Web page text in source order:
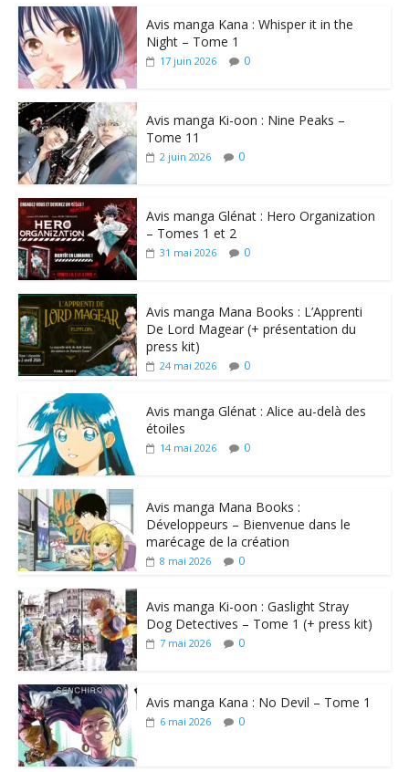
Avis manga Kana : Whisper it in the
Night – Tome 1
17 juin 2026 0
Avis manga Ki-oon : Nine Peaks –
Tome 11
2 juin 2026 0
Avis manga Glénat : Hero Organization
– Tomes 1 et 2
31 mai 2026 0
Avis manga Mana Books : L’Apprenti
De Lord Magear (+ présentation du
press kit)
24 mai 2026 0
Avis manga Glénat : Alice au-delà des
étoiles
14 mai 2026 0
Avis manga Mana Books :
Développeurs – Bienvenue dans le
marécage de la création
8 mai 2026 0
Avis manga Ki-oon : Gaslight Stray
Dog Detectives – Tome 1 (+ press kit)
7 mai 2026 0
Avis manga Kana : No Devil – Tome 1
6 mai 2026 0